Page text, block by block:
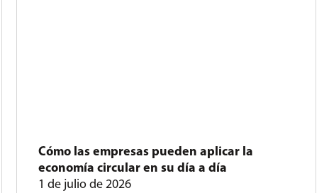
Cómo las empresas pueden aplicar la
economía circular en su día a día
1 de julio de 2026